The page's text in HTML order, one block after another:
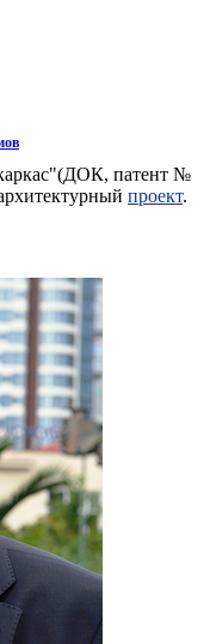
патент №
проект.